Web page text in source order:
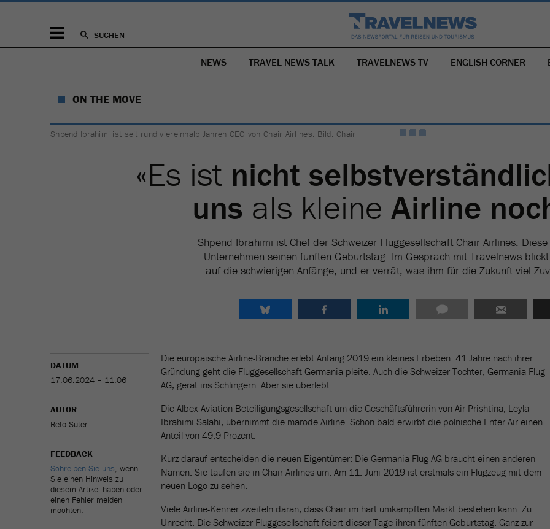
SUCHEN
NAVIGATION
ÜBERSPRINGEN
NEWS TRAVEL NEWS TALK TRAVELNEWS TV ENGLISH CORNER
ON THE MOVE
Shpend Ibrahimi ist seit rund viereinhalb Jahren CEO von Chair Airlines. Bild: Chair
«Es ist nicht
uns als kleineAirline
Shpend Ibrahimi ist Chef der Schweizer Fluggesellschaft Chair Airlines.
Unternehmen seinen fünften Geburtstag. Im Gespräch mit Travelnews
auf die schwierigen Anfänge, und er verrät, was ihm für die Zukunft viel
DATUM
17.06.2024 – 11:06
AUTOR
Reto Suter
FEEDBACK
Schreiben Sie uns, wenn
Sie einen Hinweis zu
diesem Artikel haben oder
einen Fehler melden
möchten.
Die europäische Airline-Branche erlebt Anfang 2019 ein kleines Erbeben. 41 Jahre nach ihrer
Gründung geht die Fluggesellschaft Germania pleite. Auch die Schweizer Tochter, Germania Flug
AG, gerät ins Schlingern. Aber sie überlebt.
Die Albex Aviation Beteiligungsgesellschaft um die Geschäftsführerin von Air Prishtina, Leyla
Ibrahimi-Salahi, übernimmt die marode Airline. Schon bald erwirbt die polnische Enter Air einen
Anteil von 49,9 Prozent.
Kurz darauf entscheiden die neuen Eigentümer: Die Germania Flug AG braucht einen anderen
Namen. Sie taufen sie in Chair Airlines um. Am 11. Juni 2019 ist erstmals ein Flugzeug mit dem
neuen Logo zu sehen.
Viele Airline-Kenner zweifeln daran, dass Chair im hart umkämpften Markt bestehen kann. Zu
Unrecht. Die Schweizer Fluggesellschaft feiert dieser Tage ihren fünften Geburtstag. Ganz zur